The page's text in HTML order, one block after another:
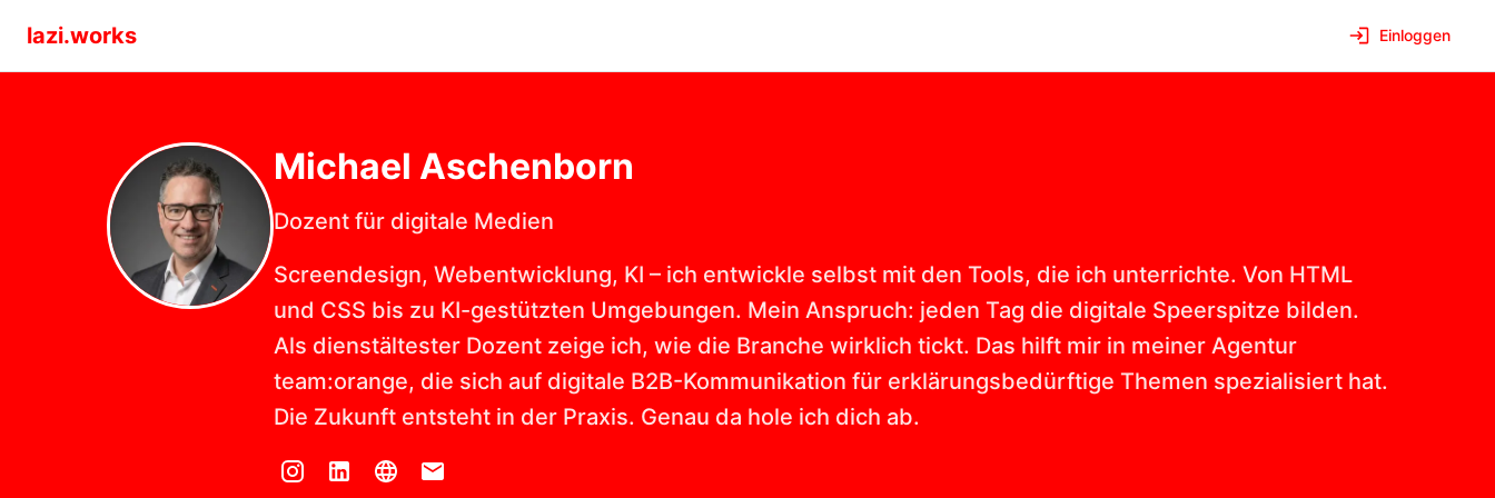
lazi.works Einloggen
Michael Aschenborn
Dozent für digitale Medien
Screendesign, Webentwicklung, KI – ich entwickle selbst mit den Tools, die ich unterrichte. Von HTML
und CSS bis zu KI-gestützten Umgebungen. Mein Anspruch: jeden Tag die digitale Speerspitze bilden.
Als dienstältester Dozent zeige ich, wie die Branche wirklich tickt. Das hilft mir in meiner Agentur
team:orange, die sich auf digitale B2B-Kommunikation für erklärungsbedürftige Themen spezialisiert hat.
Die Zukunft entsteht in der Praxis. Genau da hole ich dich ab.